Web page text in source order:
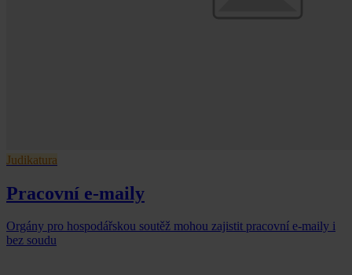
Judikatura
Pracovní e-maily
Orgány pro hospodářskou soutěž mohou zajistit pracovní e-maily i
bez soudu